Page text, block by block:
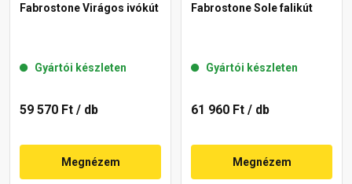
Fabrostone Virágos ivókút
Gyártói készleten
59 570 Ft / db
Megnézem
Fabrostone Sole falikút
Gyártói készleten
61 960 Ft / db
Megnézem